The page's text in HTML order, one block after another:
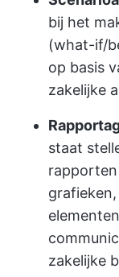
bij het
(what-if/
op basis
zakelijke
staat
zakelijke